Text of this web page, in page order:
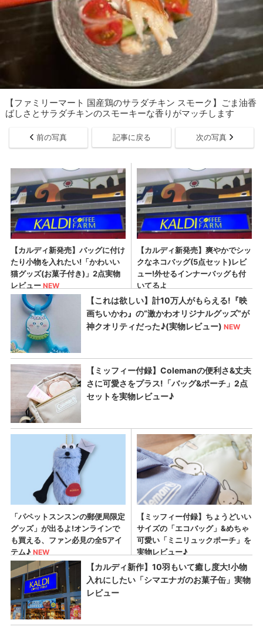
【ファミリーマート 国産鶏のサラダチキン スモーク】ごま油香
ばしさとサラダチキンのスモーキーな香りがマッチします
前の写真 記事に戻る 次の写真